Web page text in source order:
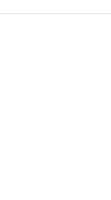
wichtiger